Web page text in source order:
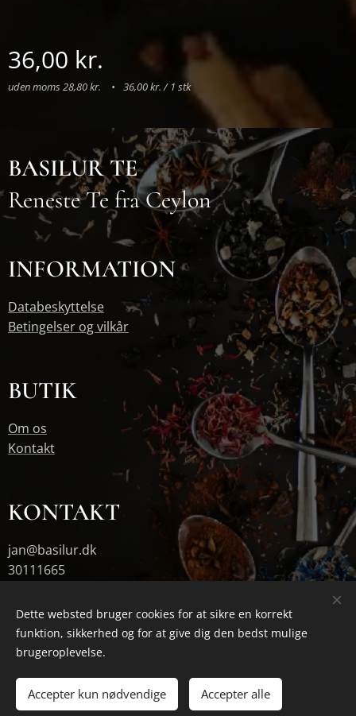
36,00 kr.
uden moms 28,80 kr. 36,00 kr. / 1 stk
Tilføj til kurven
BASILUR TE
Reneste Te fra Ceylon
INFORMATION
Databeskyttelse
Betingelser og vilkår
BUTIK
Om os
Kontakt
KONTAKT
jan@basilur.dk
30111665
Cookies
Dette websted bruger cookies for at sikre en korrekt
funktion, sikkerhed og for at give dig den bedst mulige
brugeroplevelse.
Accepter kun nødvendige Accepter alle